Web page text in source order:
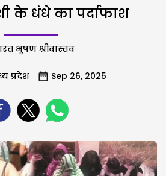
के धंधे का पर्दाफाश
भूषण श्रीवास्तव
प्रदेश Sep 26, 2025